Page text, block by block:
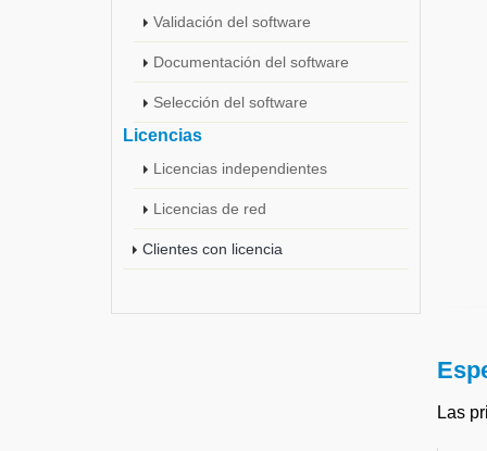
Validación del software
Documentación del software
Selección del software
Licencias
Licencias independientes
Licencias de red
Clientes con licencia
Las